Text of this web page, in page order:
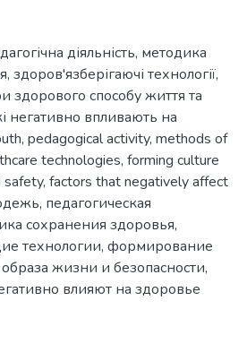
діяльність, методика
, здоров'язберігаючі технології,
здорового способу життя та
негативно впливають на
, pedagogical activity, methods of
technologies, forming culture
safety, factors that negatively affect
, педагогическая
сохранения здоровья,
технологии, формирование
жизни и безопасности,
влияют на здоровье